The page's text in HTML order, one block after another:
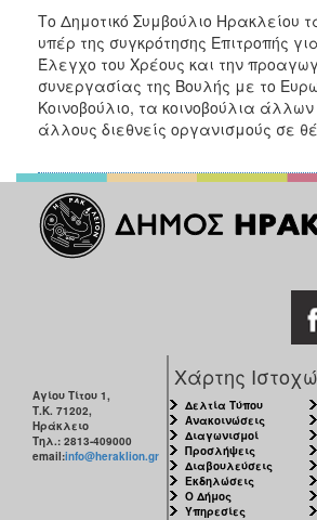
ΤΟΠΟΣ
ΠΟΛΙΤΙΣΜΟΣ
ΠΟΛΗ
Το Δημοτικό Συμβούλιο Ηρακλείου
υπέρ της συγκρότησης Επιτροπής
Έλεγχο του Χρέους και την
συνεργασίας της Βουλής με το
Κοινοβούλιο, τα κοινοβούλια
άλλους διεθνείς οργανισμούς σε
Αγίου Τίτου 1,
Τ.Κ. 71202,
Ηράκλειο
Τηλ.: 2813-409000
email:info@heraklion.gr
Χάρτης
Δελτία Τύπου
Ανακοινώσεις
Διαγωνισμοί
Προσλήψεις
Διαβουλεύσεις
Εκδηλώσεις
Ο Δήμος
Υπηρεσίες